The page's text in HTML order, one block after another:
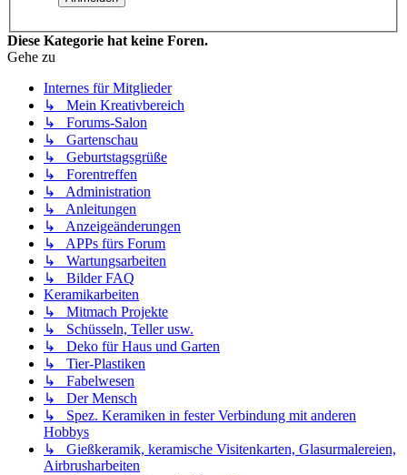
Diese Kategorie hat keine Foren.
Gehe zu
Internes für Mitglieder
↳ Mein Kreativbereich
↳ Forums-Salon
↳ Gartenschau
↳ Geburtstagsgrüße
↳ Forentreffen
↳ Administration
↳ Anleitungen
↳ Anzeigeänderungen
↳ APPs fürs Forum
↳ Wartungsarbeiten
↳ Bilder FAQ
Keramikarbeiten
↳ Mitmach Projekte
↳ Schüsseln, Teller usw.
↳ Deko für Haus und Garten
↳ Tier-Plastiken
↳ Fabelwesen
↳ Der Mensch
↳ Spez. Keramiken in fester Verbindung mit anderen
Hobbys
↳ Gießkeramik, keramische Visitenkarten, Glasurmalereien,
Airbrusharbeiten